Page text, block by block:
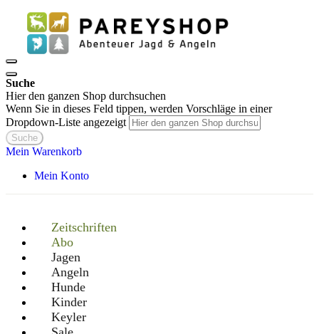
Suche
Hier den ganzen Shop durchsuchen
Wenn Sie in dieses Feld tippen, werden Vorschläge in einer
Dropdown-Liste angezeigt
Suche
Mein Warenkorb
Mein Konto
Zeitschriften
Abo
Jagen
Angeln
Hunde
Kinder
Keyler